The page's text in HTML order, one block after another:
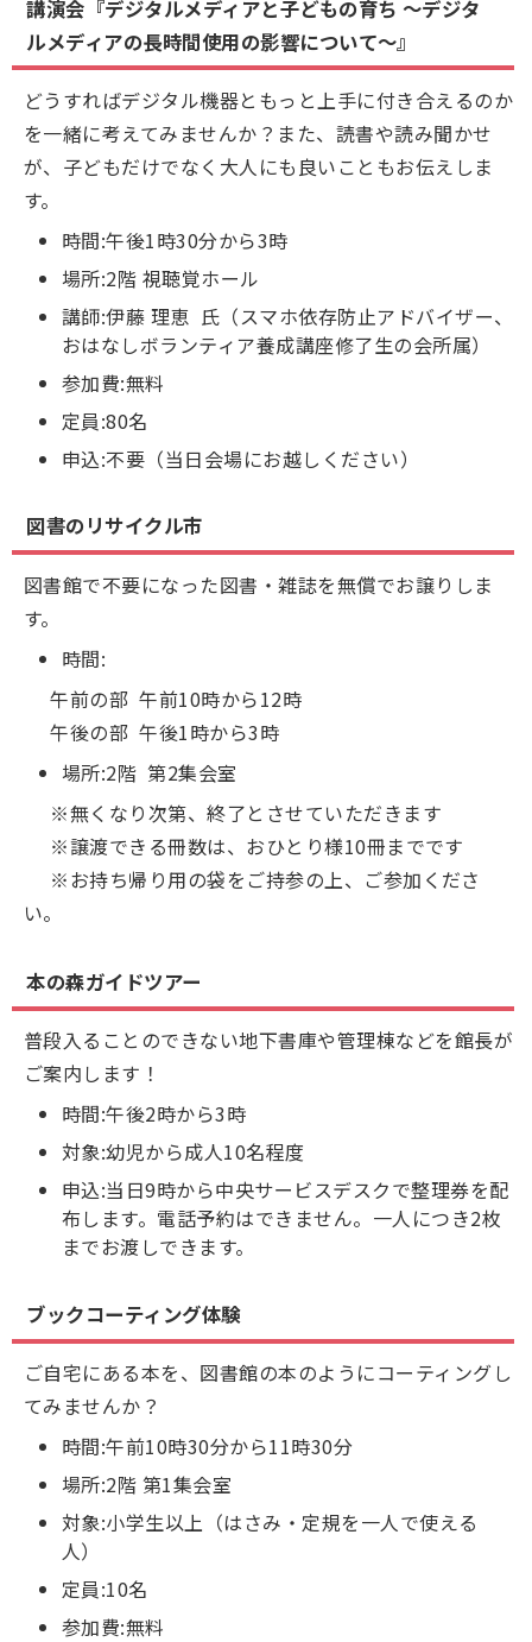
講演会『デジタルメディアと子どもの育ち ～デジタ
ルメディアの長時間使用の影響について～』
どうすればデジタル機器ともっと上手に付き合えるのか
を一緒に考えてみませんか？また、読書や読み聞かせ
が、子どもだけでなく大人にも良いこともお伝えしま
す。
時間:午後1時30分から3時
場所:2階 視聴覚ホール
講師:伊藤 理恵 氏（スマホ依存防止アドバイザー、
おはなしボランティア養成講座修了生の会所属）
参加費:無料
定員:80名
申込:不要（当日会場にお越しください）
図書のリサイクル市
図書館で不要になった図書・雑誌を無償でお譲りしま
す。
時間:
午前の部 午前10時から12時
午後の部 午後1時から3時
場所:2階 第2集会室
※無くなり次第、終了とさせていただきます
※譲渡できる冊数は、おひとり様10冊までです
※お持ち帰り用の袋をご持参の上、ご参加くださ
い。
本の森ガイドツアー
普段入ることのできない地下書庫や管理棟などを館長が
ご案内します！
時間:午後2時から3時
対象:幼児から成人10名程度
申込:当日9時から中央サービスデスクで整理券を配
布します。電話予約はできません。一人につき2枚
までお渡しできます。
ブックコーティング体験
ご自宅にある本を、図書館の本のようにコーティングし
てみませんか？
時間:午前10時30分から11時30分
場所:2階 第1集会室
対象:小学生以上（はさみ・定規を一人で使える
人）
定員:10名
参加費:無料